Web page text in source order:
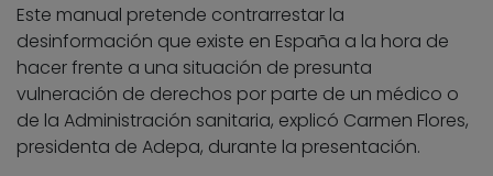
Este manual pretende contrarrestar la
desinformación que existe en España a la hora de
hacer frente a una situación de presunta
vulneración de derechos por parte de un médico o
de la Administración sanitaria, explicó Carmen Flores,
presidenta de Adepa, durante la presentación.